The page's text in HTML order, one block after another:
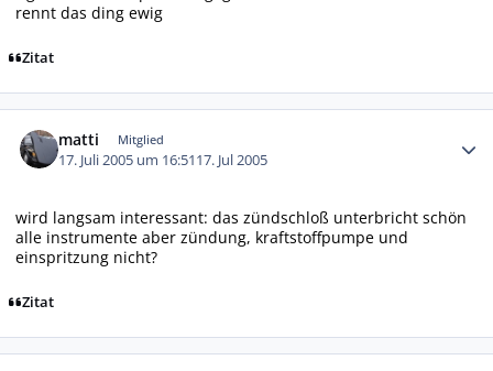
rennt das ding ewig
Zitat
matti Mitglied
17. Juli 2005 um 16:5117. Jul 2005
wird langsam interessant: das zündschloß unterbricht schön
alle instrumente aber zündung, kraftstoffpumpe und
einspritzung nicht?
Zitat